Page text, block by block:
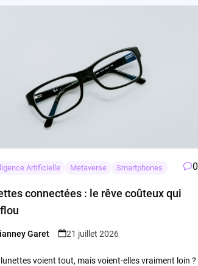
Artificielle Metaverse Smartphones 0
connectées : le rêve coûteux qui
Garet 21 juillet 2026
lunettes voient tout, mais voient-elles vraiment loin ?